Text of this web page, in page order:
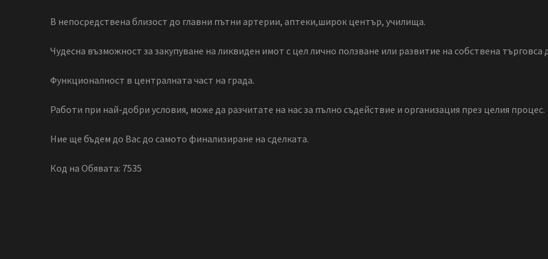
В непосредствена близост до главни пътни артерии, аптеки,широк център, училища.
Чудесна възможност за закупуване на ликвиден имот с цел лично ползване или развитие на собствена търговса
Функционалност в централната част на града.
Работи при най-добри условия, може да разчитате на нас за пълно съдействие и организация през целия процес.
Ние ще бъдем до Вас до самото финализиране на сделката.
Код на Обявата: 7535